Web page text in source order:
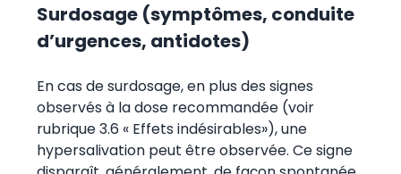
Surdosage (symptômes, conduite
d’urgences, antidotes)
En cas de surdosage, en plus des signes
observés à la dose recommandée (voir
rubrique 3.6 « Effets indésirables»), une
hypersalivation peut être observée. Ce signe